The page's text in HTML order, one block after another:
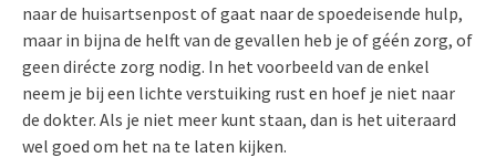
naar de huisartsenpost of gaat naar de spoedeisende hulp,
maar in bijna de helft van de gevallen heb je of géén zorg, of
geen dirécte zorg nodig. In het voorbeeld van de enkel
neem je bij een lichte verstuiking rust en hoef je niet naar
de dokter. Als je niet meer kunt staan, dan is het uiteraard
wel goed om het na te laten kijken.